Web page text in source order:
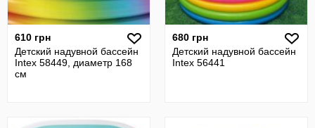
610 грн
Детский надувной бассейн
Intex 58449, диаметр 168
см
680 грн
Детский надувной бассейн
Intex 56441